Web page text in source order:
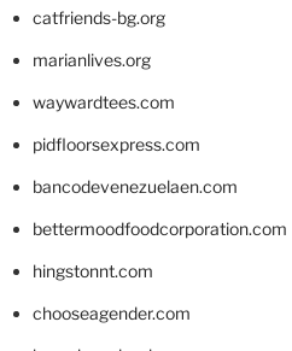
catfriends-bg.org
marianlives.org
waywardtees.com
pidfloorsexpress.com
bancodevenezuelaen.com
bettermoodfoodcorporation.com
hingstonnt.com
chooseagender.com